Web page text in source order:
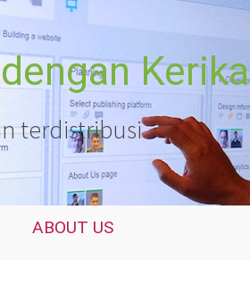
Kerika
terdistribusi
ABOUT US